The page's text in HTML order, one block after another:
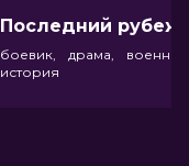
боевик, драма,
история